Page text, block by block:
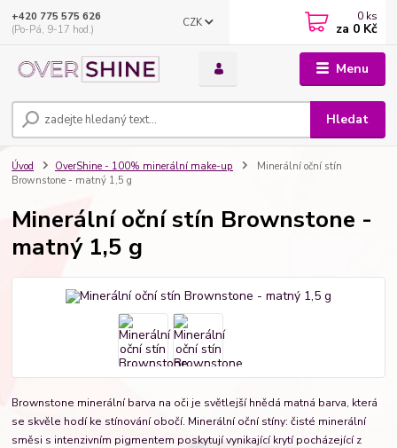
Menu
CZK
Hledat
+420 775 575 626
(Po-Pá, 9-17 hod.)
0 ks
za 0 Kč
Úvod OverShine - 100% minerální make-up
Minerální oční stín
Brownstone - matný 1,5 g
Minerální oční stín Brownstone -
matný 1,5 g
Brownstone minerální barva na oči je světlejší hnědá matná barva, která
se skvěle hodí ke stínování obočí. Minerální oční stíny: čisté minerální
směsi s intenzivním pigmentem poskytují vynikající krytí pocházející z